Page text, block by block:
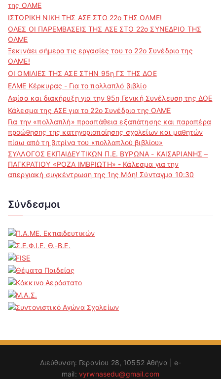
της ΟΛΜΕ
ΙΣΤΟΡΙΚΗ ΝΙΚΗ ΤΗΣ ΑΣΕ ΣΤΟ 22ο ΤΗΣ ΟΛΜΕ!
ΟΛΕΣ ΟΙ ΠΑΡΕΜΒΑΣΕΙΣ ΤΗΣ ΑΣΕ ΣΤΟ 22ο ΣΥΝΕΔΡΙΟ ΤΗΣ
ΟΛΜΕ
Ξεκινάει σήμερα τις εργασίες του το 22ο Συνέδριο της
ΟΛΜΕ!
ΟΙ ΟΜΙΛΙΕΣ ΤΗΣ ΑΣΕ ΣΤΗΝ 95η ΓΣ ΤΗΣ ΔΟΕ
ΕΛΜΕ Κέρκυρας - Για το πολλαπλό βιβλίο
Αφίσα και διακήρυξη για την 95η Γενική Συνέλευση της ΔΟΕ
Κάλεσμα της ΑΣΕ για το 22ο Συνέδριο της ΟΛΜΕ
Για την «πολλαπλή» προσπάθεια εξαπάτησης και παραπέρα
προώθησης της κατηγοριοποίησης σχολείων και μαθητών
πίσω από τη βιτρίνα του «πολλαπλού βιβλίου»
ΣΥΛΛΟΓΟΣ ΕΚΠΑΙΔΕΥΤΙΚΩΝ Π.Ε. ΒΥΡΩΝΑ - ΚΑΙΣΑΡΙΑΝΗΣ –
ΠΑΓΚΡΑΤΙΟΥ «ΡΟΖΑ ΙΜΒΡΙΩΤΗ» - Κάλεσμα για την
απεργιακή συγκέντρωση της 1ης Μάη! Σύνταγμα 10:30
Σύνδεσμοι
Διεύθυνση: Γερανίου 28, 10552 Αθήνα | e-
mail: vyrwnasedu@gmail.com